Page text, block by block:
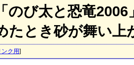
「のび太と恐竜
たとき砂が舞い上
ンク用]